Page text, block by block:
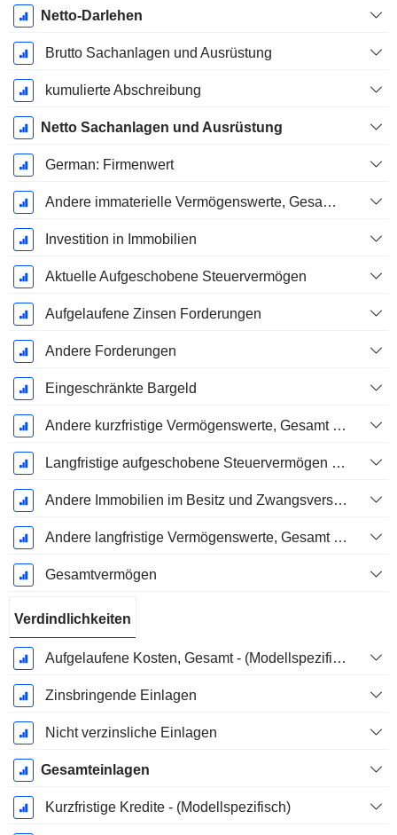
Netto-Darlehen
Brutto Sachanlagen und Ausrüstung
kumulierte Abschreibung
Netto Sachanlagen und Ausrüstung
German: Firmenwert
Andere immaterielle Vermögenswerte, Gesamt - (Modellspezifisch)
Investition in Immobilien
Aktuelle Aufgeschobene Steuervermögen
Aufgelaufene Zinsen Forderungen
Andere Forderungen
Eingeschränkte Bargeld
Andere kurzfristige Vermögenswerte, Gesamt - (Modellspezifisch)
Langfristige aufgeschobene Steuervermögen (Eingezogen)
Andere Immobilien im Besitz und Zwangsversteigert
Andere langfristige Vermögenswerte, Gesamt - (Modellspezifisch)
Gesamtvermögen
Verdindlichkeiten
Aufgelaufene Kosten, Gesamt - (Modellspezifisch)
Zinsbringende Einlagen
Nicht verzinsliche Einlagen
Gesamteinlagen
Kurzfristige Kredite - (Modellspezifisch)